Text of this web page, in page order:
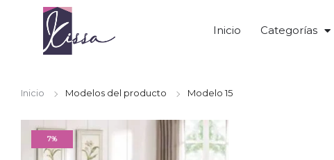
Inicio Categorías
Inicio Modelos del producto Modelo 15
7%